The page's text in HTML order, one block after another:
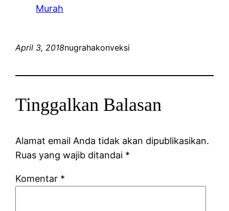
Murah
April 3, 2018nugrahakonveksi
Tinggalkan Balasan
Alamat email Anda tidak akan dipublikasikan.
Ruas yang wajib ditandai *
Komentar *